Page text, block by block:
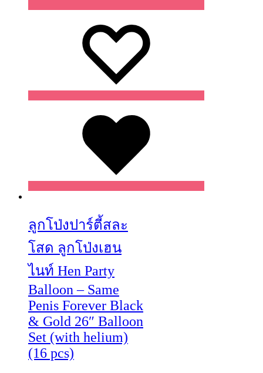
ลูกโป่งปาร์ตี้สละ
โสด ลูกโป่งเฮน
ไนท์ Hen Party
Balloon – Same
Penis Forever Black
& Gold 26″ Balloon
Set (with helium)
(16 pcs)